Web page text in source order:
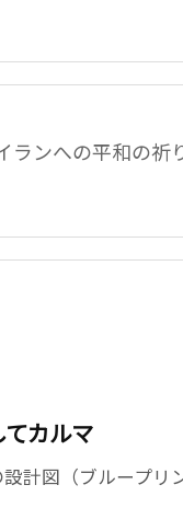
ランへの平和の祈
カルマ
計図（ブループリ